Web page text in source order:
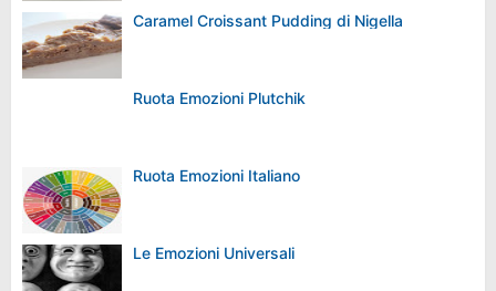
Caramel Croissant Pudding di Nigella
Ruota Emozioni Plutchik
Ruota Emozioni Italiano
Le Emozioni Universali